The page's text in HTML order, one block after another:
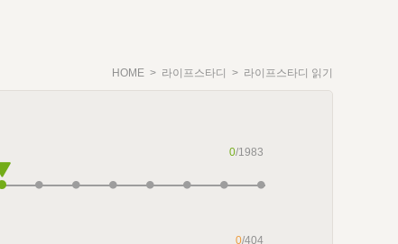
HOME > 라이프스타디 > 라이프스타디 읽기
0/1983
0/404